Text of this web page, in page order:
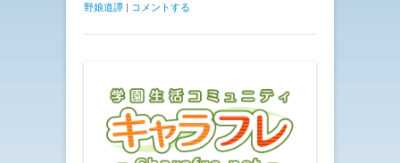
野娘道譚 | コメントする